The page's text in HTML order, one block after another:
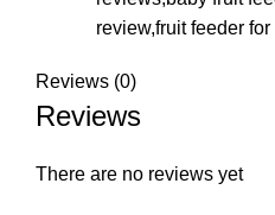
review,fruit feeder
Reviews (0)
Reviews
There are no reviews yet